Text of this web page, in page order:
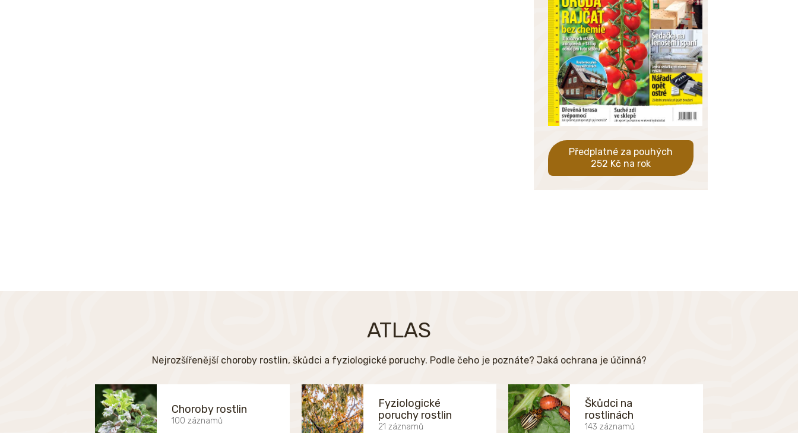
Předplatné za pouhých
252 Kč na rok
ATLAS
Nejrozšířenější choroby rostlin, škůdci a fyziologické poruchy. Podle čeho je poznáte? Jaká ochrana je účinná?
Choroby rostlin
100 záznamů
Fyziologické
poruchy rostlin
21 záznamů
Škůdci na
rostlinách
143 záznamů